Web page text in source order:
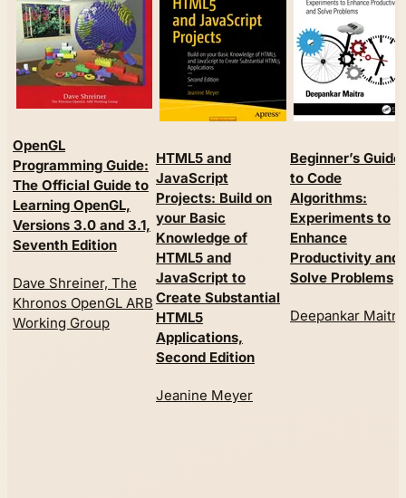
OpenGL
Programming Guide:
The Official Guide to
Learning OpenGL,
Versions 3.0 and 3.1,
Seventh Edition
Dave Shreiner, The
Khronos OpenGL ARB
Working Group
HTML5 and
JavaScript
Projects: Build on
your Basic
Knowledge of
HTML5 and
JavaScript to
Create Substantial
HTML5
Applications,
Second Edition
Jeanine Meyer
Beginner’s Guide
to Code
Algorithms:
Experiments to
Enhance
Productivity and
Solve Problems
Deepankar Maitra